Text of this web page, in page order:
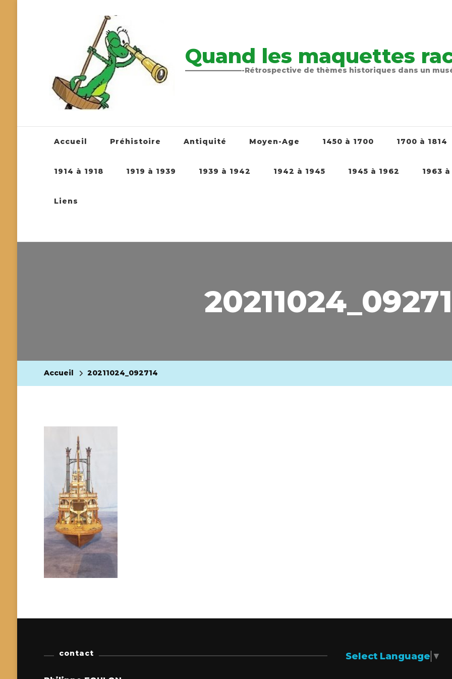
Quand les maquettes
————————-Rétrospective de thèmes historiques dans un
Accueil Préhistoire Antiquité Moyen-Age 1450 à 1700 1700 à 1814
1914 à 1918 1919 à 1939 1939 à 1942 1942 à 1945 1945 à 1962 1963
Liens
Accueil 20211024_092714
contact Select Language ▼